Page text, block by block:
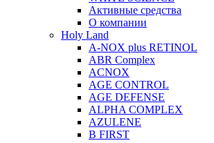
Активные средства
О компании
Holy Land
A-NOX plus RETINOL
ABR Complex
ACNOX
AGE CONTROL
AGE DEFENSE
ALPHA COMPLEX
AZULENE
B FIRST